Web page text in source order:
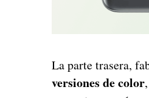
La parte trasera,
versiones de color